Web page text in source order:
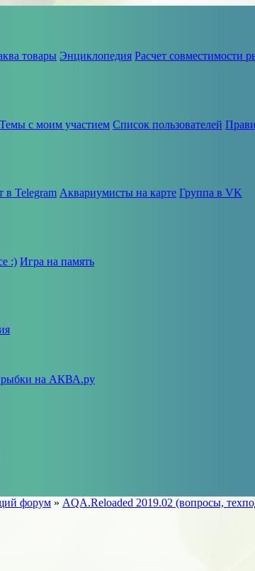
товары Энциклопедия Расчет совместимости
Темы с моим участием Список пользователей
в Telegram Аквариумисты на карте Группа в VK
:) Игра на память
форум » AQA.Reloaded 2019.02 (вопросы,